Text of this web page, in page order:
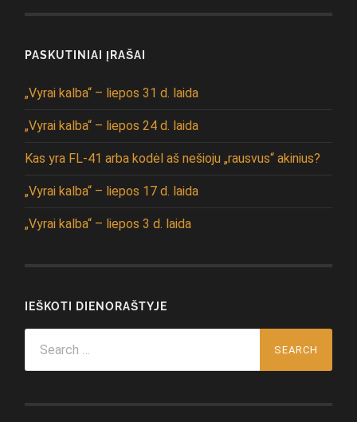
PASKUTINIAI ĮRAŠAI
„Vyrai kalba“ – liepos 31 d. laida
„Vyrai kalba“ – liepos 24 d. laida
Kas yra FL-41 arba kodėl aš nešioju „rausvus“ akinius?
„Vyrai kalba“ – liepos 17 d. laida
„Vyrai kalba“ – liepos 3 d. laida
IEŠKOTI DIENORAŠTYJE
for: